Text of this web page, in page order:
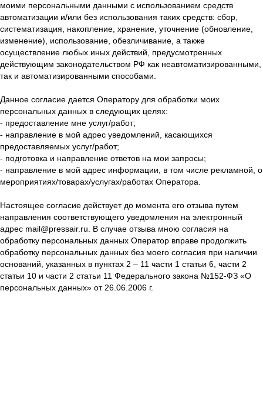
моими персональными данными с использованием средств
автоматизации и/или без использования таких средств: сбор,
систематизация, накопление, хранение, уточнение (обновление,
изменение), использование, обезличивание, а также
осуществление любых иных действий, предусмотренных
действующим законодательством РФ как неавтоматизированными,
так и автоматизированными способами.
Данное согласие дается Оператору для обработки моих
персональных данных в следующих целях:
- предоставление мне услуг/работ;
- направление в мой адрес уведомлений, касающихся
предоставляемых услуг/работ;
- подготовка и направление ответов на мои запросы;
- направление в мой адрес информации, в том числе рекламной, о
мероприятиях/товарах/услугах/работах Оператора.
Настоящее согласие действует до момента его отзыва путем
направления соответствующего уведомления на электронный
адрес mail@pressair.ru. В случае отзыва мною согласия на
обработку персональных данных Оператор вправе продолжить
обработку персональных данных без моего согласия при наличии
оснований, указанных в пунктах 2 – 11 части 1 статьи 6, части 2
статьи 10 и части 2 статьи 11 Федерального закона №152-ФЗ «О
персональных данных» от 26.06.2006 г.